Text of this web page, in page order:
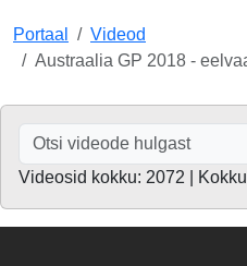
Portaal
Videod
Austraalia GP 2018 -
Videosid kokku: 2072 |